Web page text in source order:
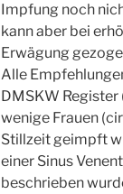
Impfung noch
kann aber bei
Erwägung
Alle
DMSKW
wenige Frauen
Stillzeit geimpft
einer Sinus
beschrieben